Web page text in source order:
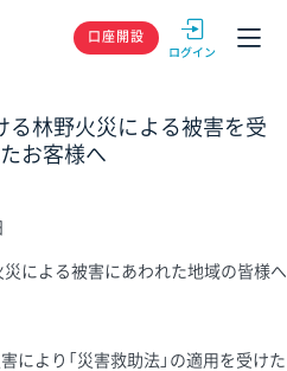
GMOクリック
口座開設
る林野火災による被害を受
お客様へ
による被害にあわれた地域の皆様へ
により「災害救助法」の適用を受けた